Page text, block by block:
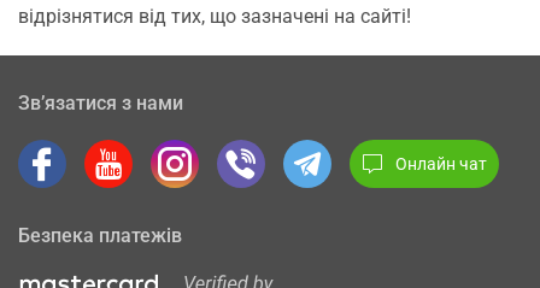
відрізнятися від тих, що зазначені на сайті!
Зв’язатися з нами
Онлайн чат
Безпека платежів